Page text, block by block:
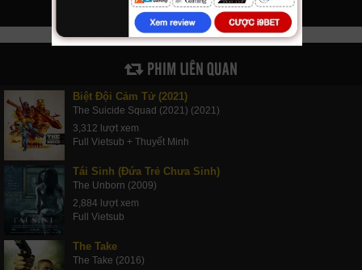
PHIM LIÊN QUAN
Biệt Đội Cảm Tử (2021)
The Suicide Squad (2021) (2021)
3,312 lượt xem
Full Vietsub + Thuyết Minh
Tái Sinh (Đứa Trẻ Chưa Sinh)
The Unborn (2009)
2,884 lượt xem
Full Vietsub
The Take
The Take (2016)